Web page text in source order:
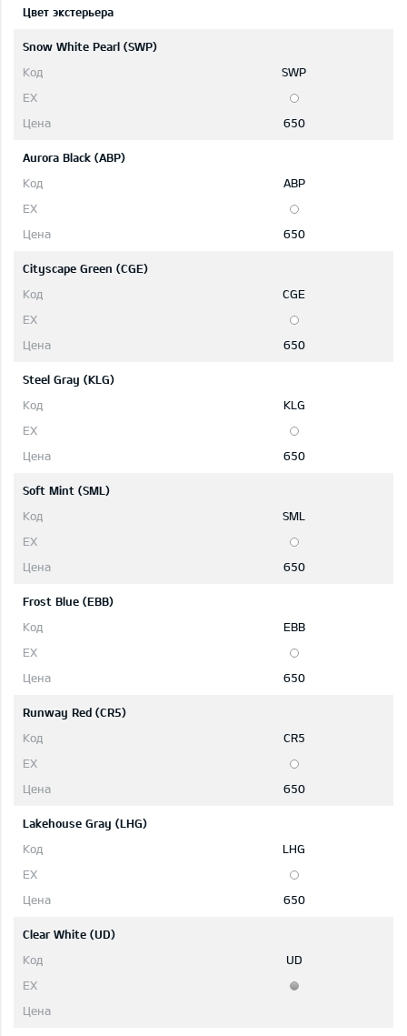
Цвет экстерьера
Snow White Pearl (SWP)
SWP
650
Aurora Black (ABP)
ABP
650
Cityscape Green (CGE)
CGE
650
Steel Gray (KLG)
KLG
650
Soft Mint (SML)
SML
650
Frost Blue (EBB)
EBB
650
Runway Red (CR5)
CR5
650
Lakehouse Gray (LHG)
LHG
650
Clear White (UD)
UD